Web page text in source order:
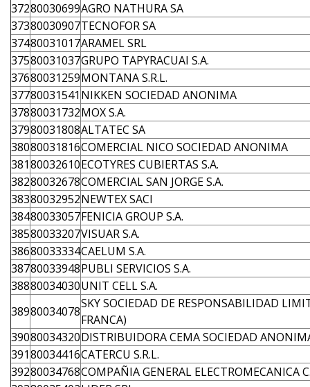
37280030699AGRO NATHURA SA
37380030907TECNOFOR SA
37480031017ARAMEL SRL
37580031037GRUPO TAPYRACUAI S.A.
37680031259MONTANA S.R.L.
37780031541 NIKKEN SOCIEDAD ANONIMA
37880031732MOX S.A.
37980031808ALTATEC SA
38080031816COMERCIAL NICO SOCIEDAD ANONIMA
38180032610ECOTYRES CUBIERTAS S.A.
38280032678COMERCIAL SAN JORGE S.A.
38380032952NEWTEX SACI
38480033057FENICIA GROUP S.A.
38580033207VISUAR S.A.
38680033334CAELUM S.A.
38780033948PUBLI SERVICIOS S.A.
38880034030UNIT CELL S.A.
38980034078
SKY SOCIEDAD DE RESPONSABILIDAD
FRANCA)
39080034320DISTRIBUIDORA CEMA SOCIEDAD
39180034416CATERCU S.R.L.
39280034768COMPAÑIA GENERAL ELECTROMECANICA